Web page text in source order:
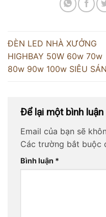
ĐÈN LED NHÀ XƯỞNG
HIGHBAY 50W 60w 70w
80w 90w 100w SIÊU
Để lại một bình luận
Email của bạn sẽ
Các trường bắt buộc
Bình luận *